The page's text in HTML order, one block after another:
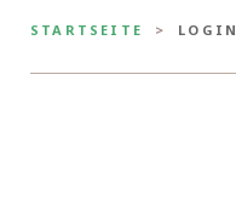
STARTSEITE LOGIN